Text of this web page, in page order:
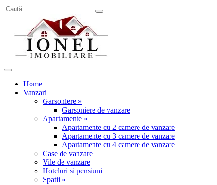
Home
Vanzari
Garsoniere »
Garsoniere de vanzare
Apartamente »
Apartamente cu 2 camere de vanzare
Apartamente cu 3 camere de vanzare
Apartamente cu 4 camere de vanzare
Case de vanzare
Vile de vanzare
Hoteluri si pensiuni
Spatii »